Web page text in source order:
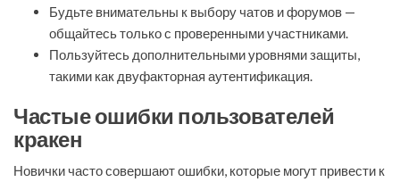
Будьте внимательны к выбору чатов и форумов —
общайтесь только с проверенными участниками.
Пользуйтесь дополнительными уровнями защиты,
такими как двуфакторная аутентификация.
Частые ошибки пользователей
кракен
Новички часто совершают ошибки, которые могут привести к